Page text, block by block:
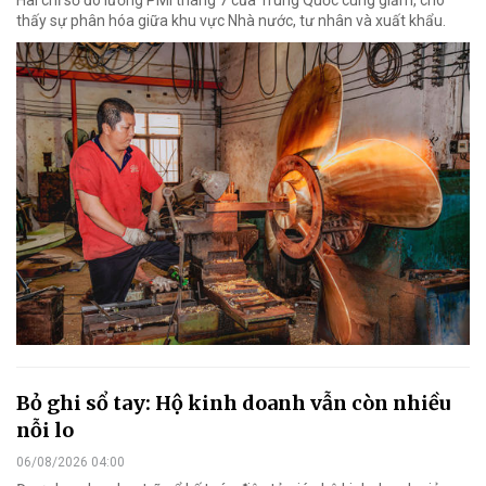
thấy sự phân hóa giữa khu vực Nhà nước, tư nhân và xuất khẩu.
Bỏ ghi sổ tay: Hộ kinh doanh vẫn còn nhiều
nỗi lo
06/08/2026 04:00